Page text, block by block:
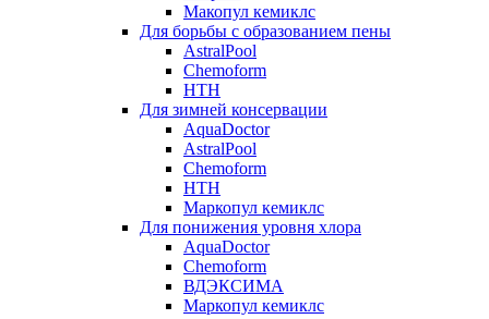
Макопул кемиклс
Для борьбы с образованием пены
AstralPool
Chemoform
HTH
Для зимней консервации
AquaDoctor
AstralPool
Chemoform
HTH
Маркопул кемиклс
Для понижения уровня хлора
AquaDoctor
Chemoform
ВДЭКСИМА
Маркопул кемиклс